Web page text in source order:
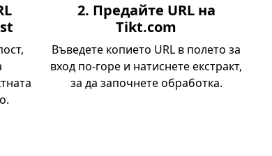
2. Предайте URL на
Tikt.com
Въведете копието URL в полето за
вход по-горе и натиснете екстракт,
за да започнете обработка.